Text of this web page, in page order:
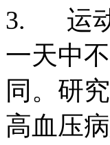
3. 运
一天中
同。研
高血压